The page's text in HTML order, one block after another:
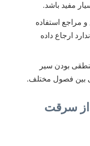
مفید باشد.
و مراجع استفاده
ارجاع داده
بودن سیر
بین فصول مختلف.
سرقت